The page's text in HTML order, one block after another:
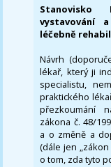
Stanovisko
vystavování
léčebně
Návrh
lékař, který ji
specialistu,
praktického
přezkoumání
zákona č. 48/
a o změně a
(dále jen „zákon
o tom, zda tyto